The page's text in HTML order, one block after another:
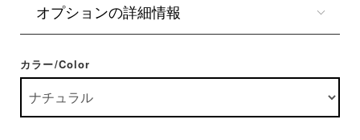
オプションの詳細情報
カラー/Color